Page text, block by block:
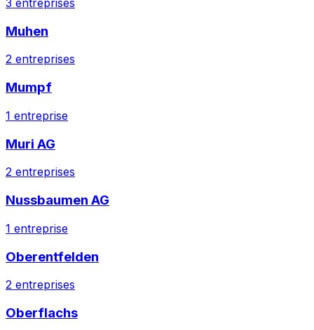
3 entreprises
Muhen
2 entreprises
Mumpf
1 entreprise
Muri AG
2 entreprises
Nussbaumen AG
1 entreprise
Oberentfelden
2 entreprises
Oberflachs